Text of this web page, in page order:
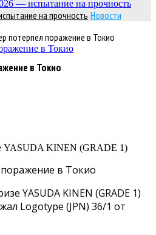
на прочность Новости
потерпел поражение в Токио
в Токио
YASUDA KINEN (GRADE 1)
в Токио
YASUDA KINEN (GRADE 1)
Logotype (JPN) 36/1 от